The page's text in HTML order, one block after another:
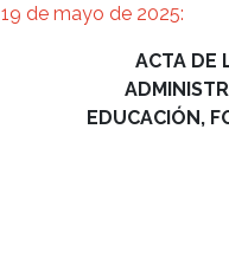
19 de mayo de 2025:
ACTA DE
EDUCACIÓN,